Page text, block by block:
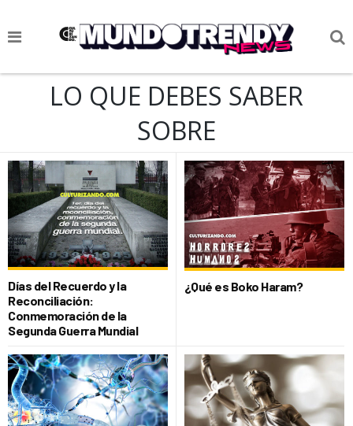
NOTICIAS
CIENCIA Y TECNOLOGÍA
VIDA
SOCIEDAD
CULTURIZANDO.COM
LO QUE DEBES SABER
SOBRE
Días del Recuerdo y la
Reconciliación:
Conmemoración de la
Segunda Guerra Mundial
¿Qué es Boko Haram?